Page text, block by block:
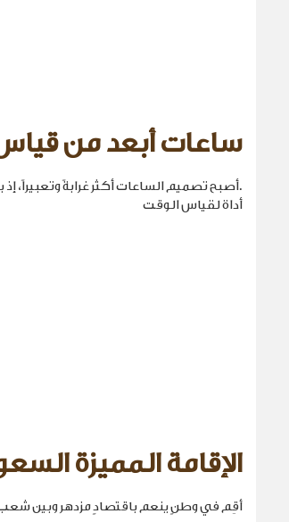
ساعات أبعد من
.أصبح تصميم الساعات أكثر غرابةً
أداة لقياس الوقت
الإقامة المميزة
أقِم في وطنٍ ينعم باقتصادٍ مزدهر وبين